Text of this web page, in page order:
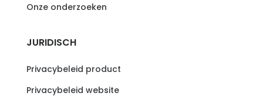
Onze onderzoeken
JURIDISCH
Privacybeleid product
Privacybeleid website